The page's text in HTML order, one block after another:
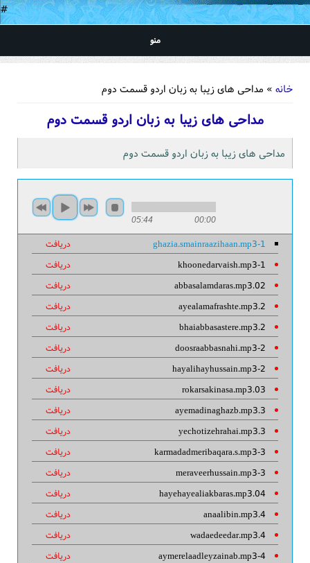
#
منو
خانه » مداحی های زیبا به زبان اردو قسمت دوم
مداحی های زیبا به زبان اردو قسمت دوم
مداحی های زیبا به زبان اردو قسمت دوم
00:00
05:44
دریافت
1-ghazia.smainraazihaan.mp3
دریافت
1-khoonedarvaish.mp3
دریافت
02.abbasalamdaras.mp3
دریافت
2.ayealamafrashte.mp3
دریافت
2.bhaiabbasastere.mp3
دریافت
2-doosraabbasnahi.mp3
دریافت
2-hayalihayhussain.mp3
دریافت
03.rokarsakinasa.mp3
دریافت
3.ayemadinaghazb.mp3
دریافت
3.yechotizehrahai.mp3
دریافت
3-karmadadmeribaqara.s.mp3
دریافت
3-meraveerhussain.mp3
دریافت
04.hayehayealiakbaras.mp3
دریافت
4.anaalibin.mp3
دریافت
4.wadaedeedar.mp3
دریافت
4-aymerelaadleyzainab.mp3